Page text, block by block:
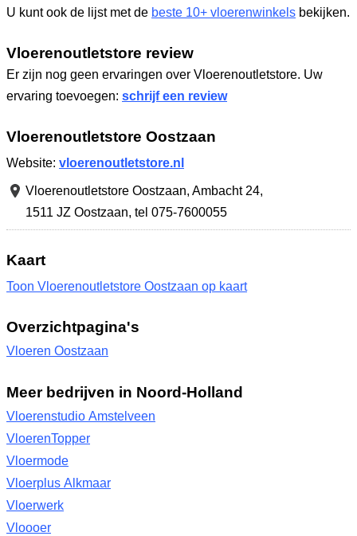
U kunt ook de lijst met de beste 10+ vloerenwinkels bekijken.
Vloerenoutletstore review
Er zijn nog geen ervaringen over Vloerenoutletstore. Uw
ervaring toevoegen: schrijf een review
Vloerenoutletstore Oostzaan
Website: vloerenoutletstore.nl
Vloerenoutletstore Oostzaan, Ambacht 24,
1511 JZ Oostzaan, tel 075-7600055
Kaart
Toon Vloerenoutletstore Oostzaan op kaart
Overzichtpagina's
Vloeren Oostzaan
Meer bedrijven in Noord-Holland
Vloerenstudio Amstelveen
VloerenTopper
Vloermode
Vloerplus Alkmaar
Vloerwerk
Vloooer